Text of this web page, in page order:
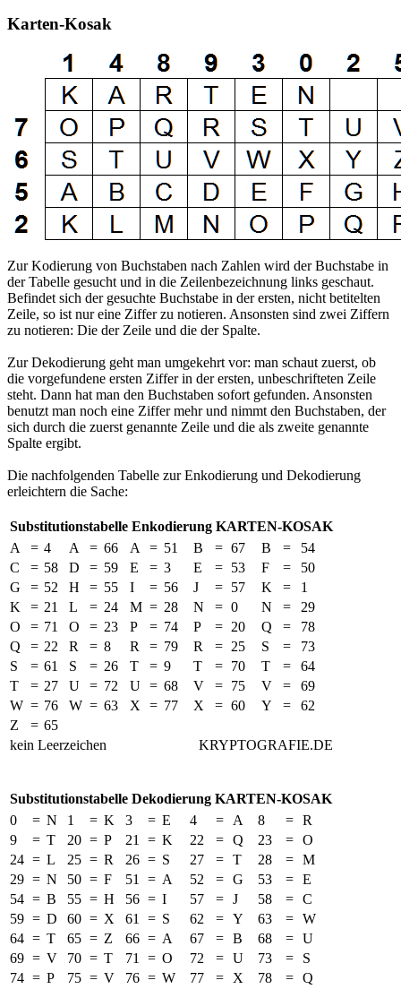
Karten-Kosak
Zur Kodierung von Buchstaben nach Zahlen wird der Buchstabe in
der Tabelle gesucht und in die Zeilenbezeichnung links geschaut.
Befindet sich der gesuchte Buchstabe in der ersten, nicht betitelten
Zeile, so ist nur eine Ziffer zu notieren. Ansonsten sind zwei Ziffern
zu notieren: Die der Zeile und die der Spalte.
Zur Dekodierung geht man umgekehrt vor: man schaut zuerst, ob
die vorgefundene ersten Ziffer in der ersten, unbeschrifteten Zeile
steht. Dann hat man den Buchstaben sofort gefunden. Ansonsten
benutzt man noch eine Ziffer mehr und nimmt den Buchstaben, der
sich durch die zuerst genannte Zeile und die als zweite genannte
Spalte ergibt.
Die nachfolgenden Tabelle zur Enkodierung und Dekodierung
erleichtern die Sache:
Substitutionstabelle Enkodierung KARTEN-KOSAK
A
= 4 A = 66 A = 51 B = 67 B =
54
C
= 58 D = 59 E = 3 E = 53 F =
50
G
= 52 H = 55 I = 56 J = 57 K =
1
K
= 21 L = 24 M = 28 N = 0 N =
29
O
= 71 O = 23 P = 74 P = 20 Q =
78
Q
= 22 R = 8 R = 79 R = 25 S =
73
S
= 61 S = 26 T = 9 T = 70 T =
64
T
= 27 U = 72 U = 68 V = 75 V =
69
W = 76 W = 63 X = 77 X = 60 Y =
62
Z
= 65
kein Leerzeichen
KRYPTOGRAFIE.DE
Substitutionstabelle Dekodierung KARTEN-KOSAK
0
= N 1 = K 3 = E 4 = A 8 = R
9
= T 20 = P 21 = K 22 = Q 23 = O
24 = L 25 = R 26 = S 27 = T 28 = M
29 = N 50 = F 51 = A 52 = G 53 = E
54 = B 55 = H 56 = I 57 = J 58 = C
59 = D 60 = X 61 = S 62 = Y 63 = W
64 = T 65 = Z 66 = A 67 = B 68 = U
69 = V 70 = T 71 = O 72 = U 73 =
S
74 = P 75 = V 76 = W 77 = X 78 = Q